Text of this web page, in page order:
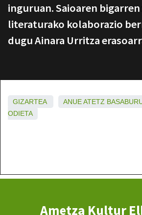
inguruan. Saioaren
literaturako kolaborazio
dugu Ainara Urritza
GIZARTEA ANUEATETZ
ODIETA
Ametza Kultur